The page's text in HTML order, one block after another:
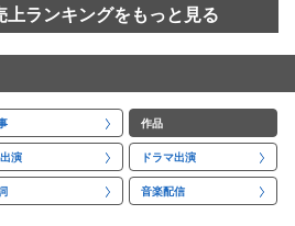
ランキングをもっと見る
作品
演 ドラマ出演
音楽配信